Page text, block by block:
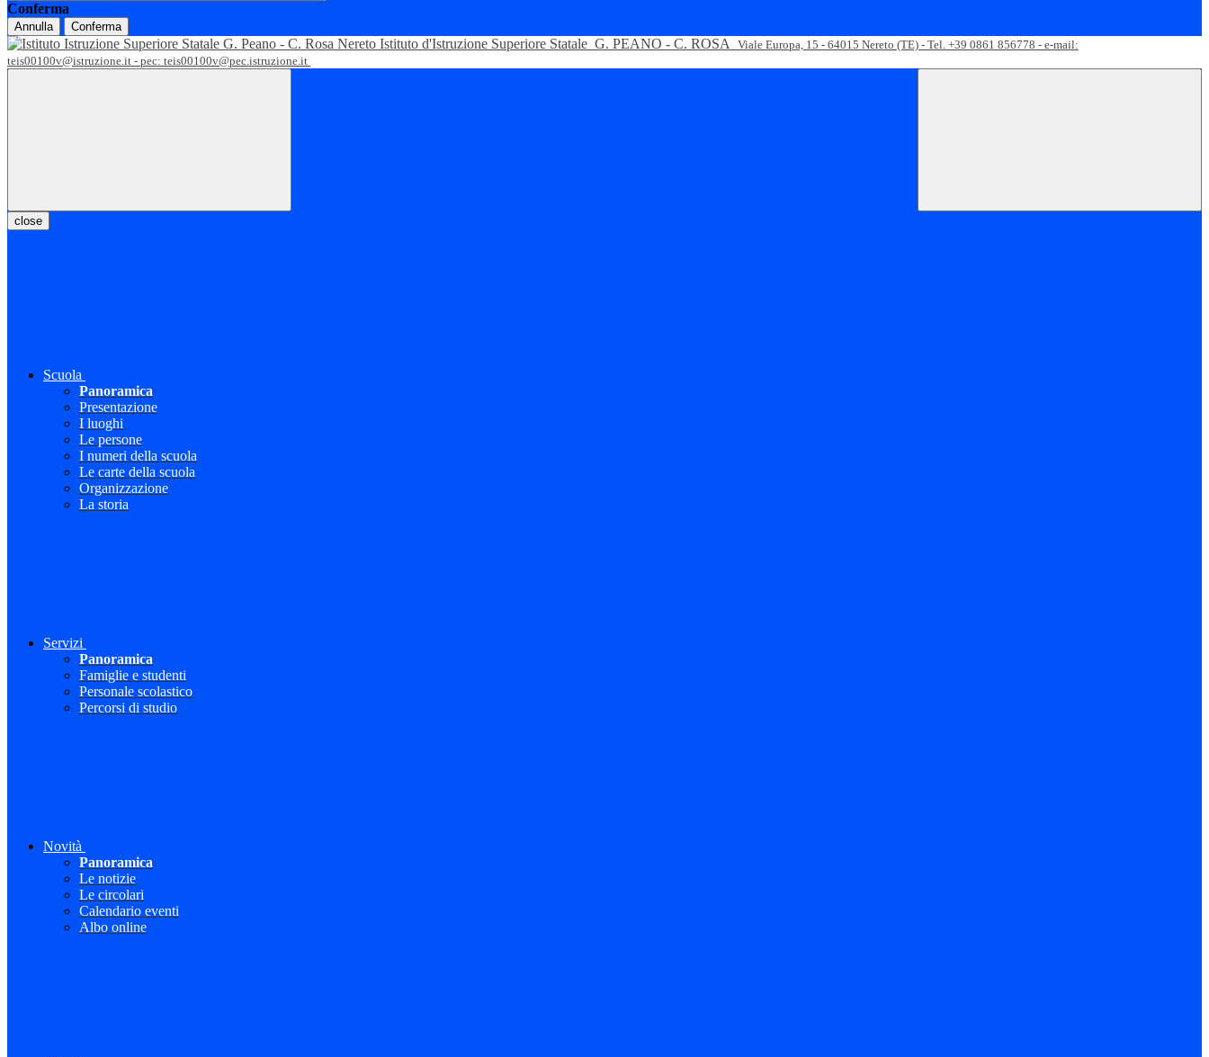
Conferma
Annulla Conferma
Istituto d'Istruzione Superiore Statale G. PEANO - C. ROSA
Viale Europa, 15 - 64015 Nereto (TE) - Tel. +39 0861 856778 - e-mail:
teis00100v@istruzione.it - pec: teis00100v@pec.istruzione.it
close
Scuola
Panoramica
Presentazione
I luoghi
Le persone
I numeri della scuola
Le carte della scuola
Organizzazione
La storia
Servizi
Panoramica
Famiglie e studenti
Personale scolastico
Percorsi di studio
Novità
Panoramica
Le notizie
Le circolari
Calendario eventi
Albo online